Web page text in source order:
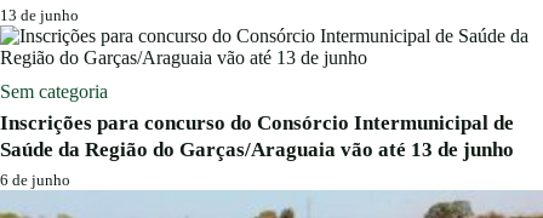
13 de junho
Sem categoria
Inscrições para concurso do Consórcio Intermunicipal de
Saúde da Região do Garças/Araguaia vão até 13 de junho
6 de junho